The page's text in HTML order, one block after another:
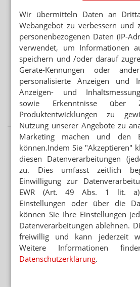
Wir übermitteln Daten an
Webangebot zu verbessern und
personenbezogenen Daten (IP-
verwendet, um Informationen
speichern und /oder darauf
Geräte-Kennungen oder
personalisierte Anzeigen und
Anzeigen- und
sowie Erkenntnisse über
Produktentwicklungen zu
Nutzung unserer Angebote zu
Marketing machen und den
können.Indem Sie "Akzeptieren"
diesen Datenverarbeitungen
zu. Dies umfasst zeitlich
Einwilligung zur
EWR (Art. 49 Abs. 1 lit. a)
Einstellungen oder über die
können Sie Ihre Einstellungen
Datenverarbeitungen ablehnen.
freiwillig und kann jederzeit
Weitere Informationen
Datenschutzerklärung.
Mehr aus Ressort
BERATUNG ZU ABNEHMMITTELN
Preis: Semaglutid nur aus der
KRITIK AN
Länder verärgert über Hauruck-
PODCAST NUR MAL SO ZUM
Das Cannabis-Chaos